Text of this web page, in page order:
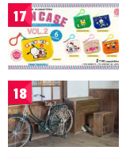
17
18